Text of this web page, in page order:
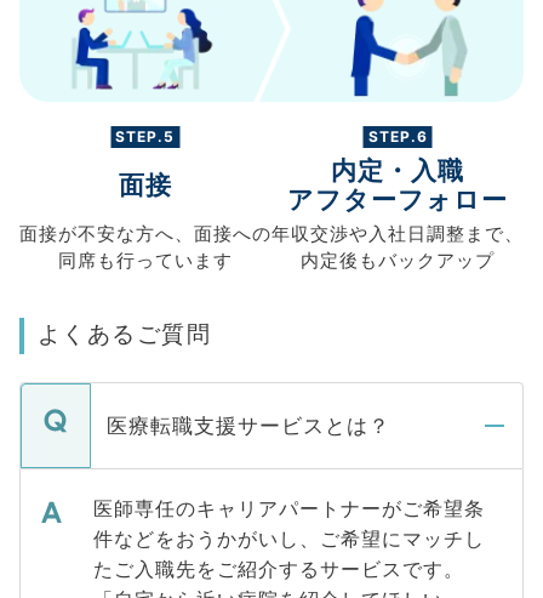
STEP.5
面接
面接が不安な方へ、 面接への
同席も行っています
STEP.6
内定・入職
アフターフォロー
年収交渉や入社日調整まで、
内定後もバックアップ
よくあるご質問
医療転職支援サービスとは？
医師専任のキャリアパートナーがご希望条
件などをおうかがいし、ご希望にマッチし
たご入職先をご紹介するサービスです。